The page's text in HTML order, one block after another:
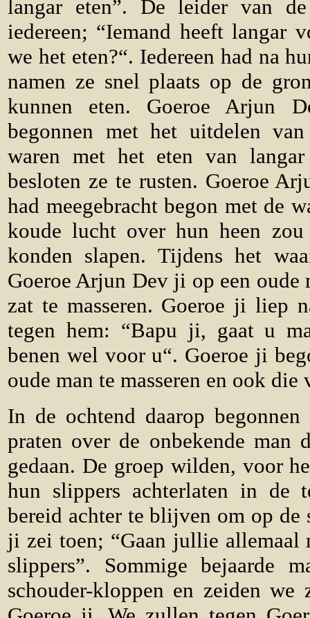
langar eten”. De leider van
iedereen; “Iemand heeft langar
we het eten?“. Iedereen had na
namen ze snel plaats op de
kunnen eten. Goeroe Arjun
begonnen met het uitdelen
waren met het eten van
besloten ze te rusten. Goeroe
had meegebracht begon met de
koude lucht over hun heen
konden slapen. Tijdens het
Goeroe Arjun Dev ji op een oude
zat te masseren. Goeroe ji liep
tegen hem: “Bapu ji, gaat u
benen wel voor u“. Goeroe ji
oude man te masseren en ook die
In de ochtend daarop
praten over de onbekende man
gedaan. De groep wilden, voor
hun slippers achterlaten in de
bereid achter te blijven om op de
ji zei toen; “Gaan jullie
slippers”. Sommige bejaarde
schouder-kloppen en zeiden